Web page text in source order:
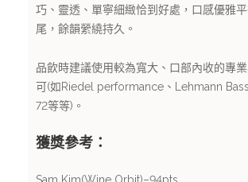
巧、靈透、單寧細緻恰到好處，口感優雅
尾，餘韻縈繞持久。
品飲時建議使用較為寬大、口部內收的專
可(如Riedel performance、Lehmann
72等等)。
獲獎參考：